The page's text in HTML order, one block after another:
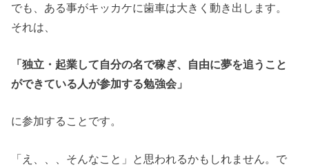
でも、ある事がキッカケに歯車は大きく動き出します。
それは、
「独立・起業して自分の名で稼ぎ、自由に夢を追うこと
ができている人が参加する勉強会」
に参加することです。
「え、、、そんなこと」と思われるかもしれません。で